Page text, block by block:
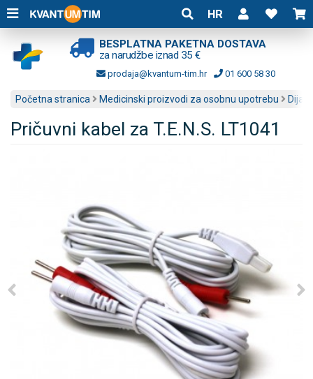
HR
BESPLATNA PAKETNA DOSTAVA
za narudžbe iznad 35 €
prodaja@kvantum-tim.hr 01 600 58 30
Početna stranica Medicinski proizvodi za osobnu upotrebu
Pričuvni kabel za T.E.N.S. LT1041